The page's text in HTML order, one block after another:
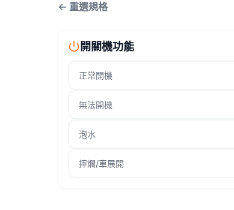
← 重選規格
開關機功能
正常開機
無法開機
泡水
摔爛/車展開